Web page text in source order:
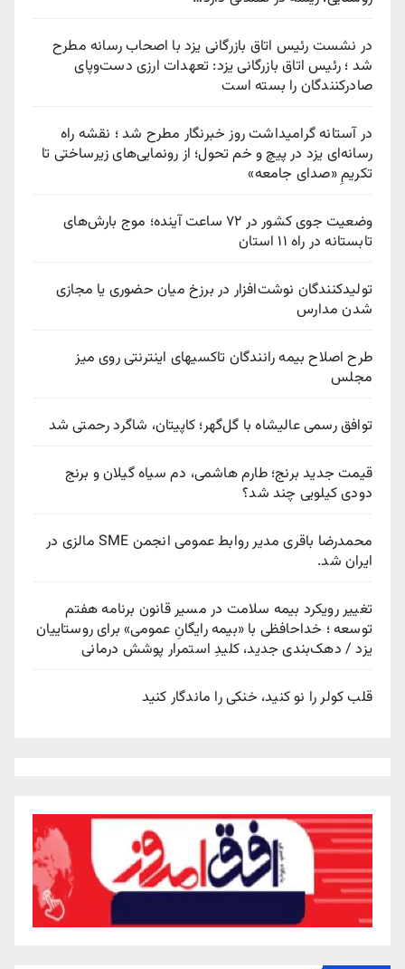
در نشست رئیس اتاق بازرگانی یزد با اصحاب رسانه مطرح
شد ؛ رئیس اتاق بازرگانی یزد: تعهدات ارزی دست‌وپای
صادرکنندگان را بسته است
در آستانه گرامیداشت روز خبرنگار مطرح شد ؛ نقشه راه
رسانه‌ای یزد در پیچ‌ و خم تحول؛ از رونمایی‌های زیرساختی تا
تکریمِ «صدای جامعه»
وضعیت جوی کشور در ۷۲ ساعت آینده؛ موج بارش‌های
تابستانه در راه ۱۱ استان
تولیدکنندگان نوشت‌افزار در برزخ میان حضوری یا مجازی
شدن مدارس
طرح اصلاح بیمه رانندگان تاکسیهای اینترنتی روی میز
مجلس
توافق رسمی عالیشاه با گل‌گهر؛ کاپیتان، شاگرد رحمتی شد
قیمت جدید برنج؛ طارم هاشمی، دم سیاه گیلان و برنج
دودی کیلویی چند شد؟
محمدرضا باقری مدیر روابط عمومی انجمن SME مالزی در
ایران شد.
تغییر رویکرد بیمه سلامت در مسیر قانون برنامه هفتم
توسعه ؛ خداحافظی با «بیمه رایگانِ عمومی» برای روستاییان
یزد / دهک‌بندی جدید، کلیدِ استمرار پوشش درمانی
قلب کولر را نو کنید، خنکی را ماندگار کنید